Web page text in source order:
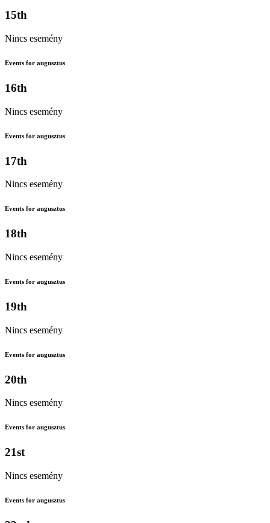
15th
Nincs esemény
Events for augusztus
16th
Nincs esemény
Events for augusztus
17th
Nincs esemény
Events for augusztus
18th
Nincs esemény
Events for augusztus
19th
Nincs esemény
Events for augusztus
20th
Nincs esemény
Events for augusztus
21st
Nincs esemény
Events for augusztus